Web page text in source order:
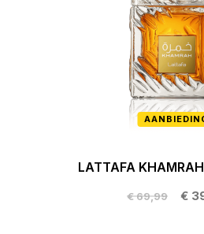
LATTAFA
€
€ 69,99